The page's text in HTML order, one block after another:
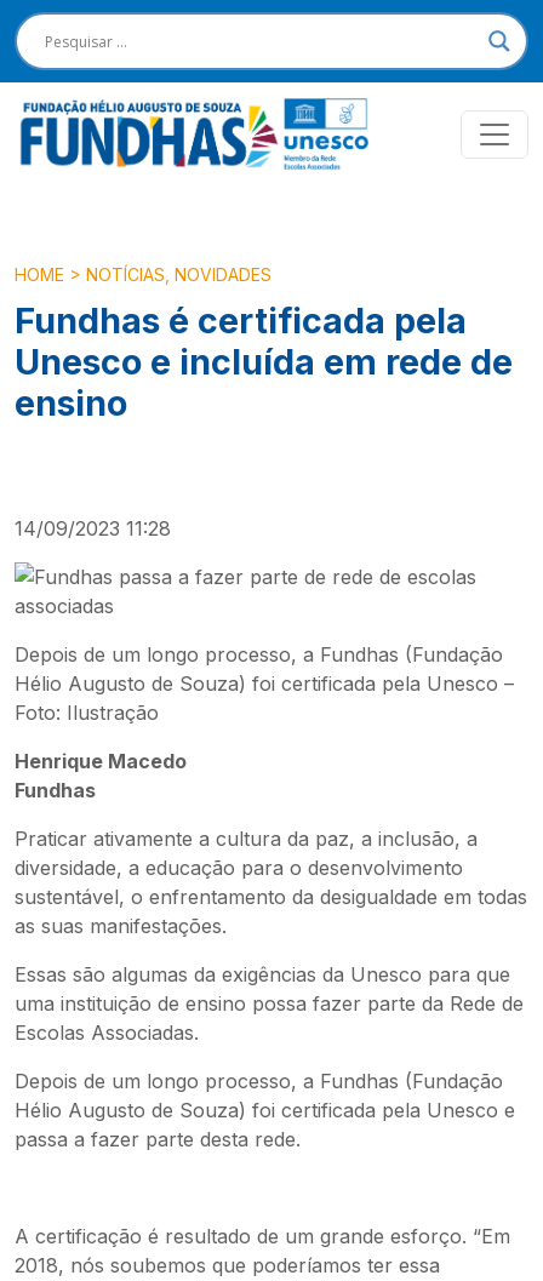
HOME > NOTÍCIAS NOVIDADES
Fundhas é certificada pela
Unesco e incluída em rede de
ensino
14/09/2023 11:28
Depois de um longo processo, a Fundhas (Fundação
Hélio Augusto de Souza) foi certificada pela Unesco –
Foto: Ilustração
Henrique Macedo
Fundhas
Praticar ativamente a cultura da paz, a inclusão, a
diversidade, a educação para o desenvolvimento
sustentável, o enfrentamento da desigualdade em todas
as suas manifestações.
Essas são algumas da exigências da Unesco para que
uma instituição de ensino possa fazer parte da Rede de
Escolas Associadas.
Depois de um longo processo, a Fundhas (Fundação
Hélio Augusto de Souza) foi certificada pela Unesco e
passa a fazer parte desta rede.
A certificação é resultado de um grande esforço. “Em
2018, nós soubemos que poderíamos ter essa